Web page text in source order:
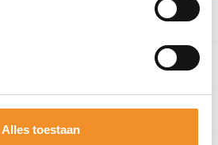
Alles toestaan
Algemeen